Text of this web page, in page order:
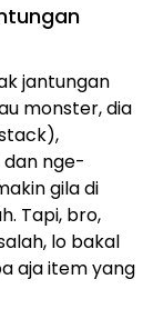
jantungan
monster, dia
dan nge-
gila di
Tapi, bro,
lo bakal
aja item yang